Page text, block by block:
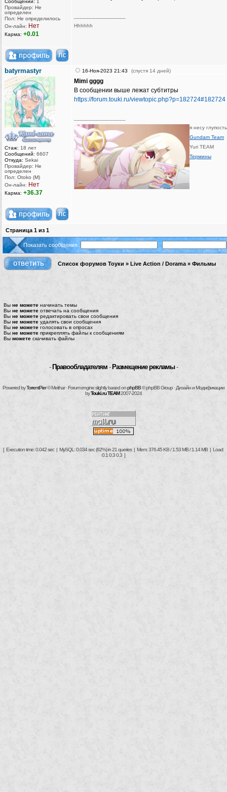
Сообщений: 1
Провайдер: Не
определен
Пол: Не определилось
Он-лайн: Нет
Карма: +0.01
Hhhhhh
batyrmastyr
Стаж: 18 лет
Сообщений: 6607
Откуда: Sekai
Провайдер: Не
определен
Пол: Otoko (M)
Он-лайн: Нет
Карма: +36.37
16-Ноя-2023 21:43 (спустя 14 дней)
Mimi gggg
В сообщении выше лежат субтитры
https://forum.touki.ru/viewtopic.php?p=182724#182724
я несу
Gundam Team
Yuri TEAM
Термины
Страница 1 из 1
Показать сообщения:
Список форумов Тоуки » Live Action / Dorama » Фильмы
Вы не можете начинать темы
Вы не можете отвечать на сообщения
Вы не можете редактировать свои сообщения
Вы не можете удалять свои сообщения
Вы не можете голосовать в опросах
Вы не можете прикреплять файлы к сообщениям
Вы можете скачивать файлы
- Правообладателям - Размещение рекламы-
Powered byTorrentPier© Meithar · Forum engine slightly based onphpBB© phpBB Group · Дизайн и Модификации
byTouki.ru TEAM2007-2024
[ Execution time: 0.042 sec | MySQL: 0.034 sec (82%) in 21 queries | Mem: 376.45 KB / 1.53 MB / 1.14 MB | Load:
0.1 0.3 0.3 ]